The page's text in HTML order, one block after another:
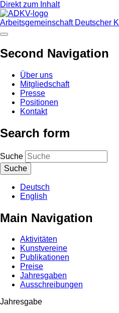
Direkt zum Inhalt
Arbeitsgemeinschaft Deutscher
Second Navigation
Über uns
Mitgliedschaft
Presse
Positionen
Kontakt
Search form
Suche
Deutsch
English
Main Navigation
Aktivitäten
Kunstvereine
Publikationen
Preise
Jahresgaben
Ausschreibungen
Jahresgabe